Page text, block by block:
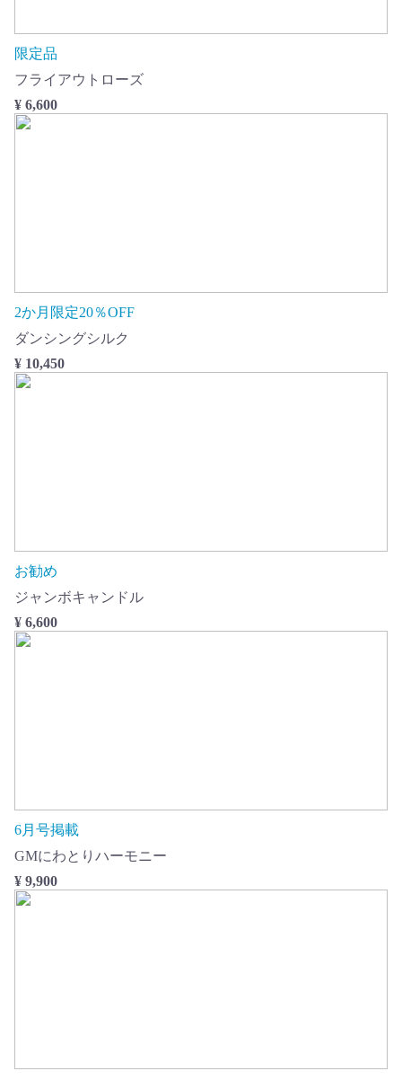
限定品
フライアウトローズ
¥ 6,600
2か月限定20％OFF
ダンシングシルク
¥ 10,450
お勧め
ジャンボキャンドル
¥ 6,600
6月号掲載
GMにわとりハーモニー
¥ 9,900